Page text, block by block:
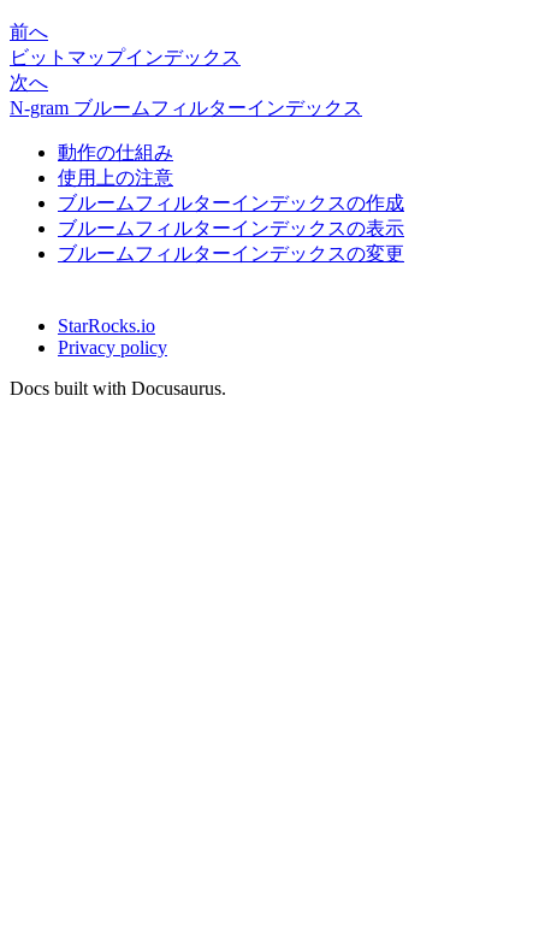
前へ
ビットマップインデックス
次へ
N-gram ブルームフィルターインデックス
動作の仕組み
使用上の注意
ブルームフィルターインデックスの作成
ブルームフィルターインデックスの表示
ブルームフィルターインデックスの変更
StarRocks.io
Privacy policy
Docs built with Docusaurus.